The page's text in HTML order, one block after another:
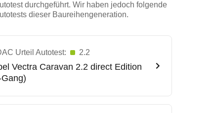
durchgeführt. Wir haben jedoch folgende
dieser Baureihengeneration.
Urteil Autotest: 2.2
Vectra Caravan 2.2 direct Edition